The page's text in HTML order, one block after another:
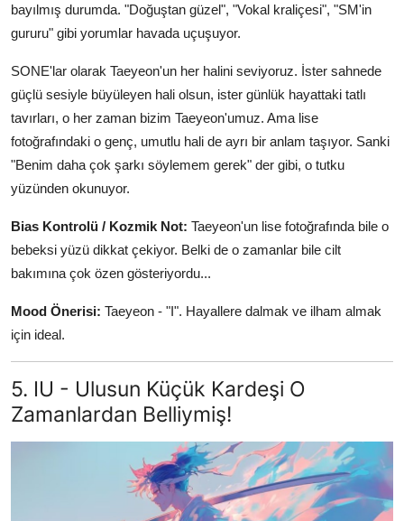
bayılmış durumda. "Doğuştan güzel", "Vokal kraliçesi", "SM'in
gururu" gibi yorumlar havada uçuşuyor.
SONE'lar olarak Taeyeon'un her halini seviyoruz. İster sahnede
güçlü sesiyle büyüleyen hali olsun, ister günlük hayattaki tatlı
tavırları, o her zaman bizim Taeyeon'umuz. Ama lise
fotoğrafındaki o genç, umutlu hali de ayrı bir anlam taşıyor. Sanki
"Benim daha çok şarkı söylemem gerek" der gibi, o tutku
yüzünden okunuyor.
Bias Kontrolü / Kozmik Not: Taeyeon'un lise fotoğrafında bile o
bebeksi yüzü dikkat çekiyor. Belki de o zamanlar bile cilt
bakımına çok özen gösteriyordu...
Mood Önerisi: Taeyeon - "I". Hayallere dalmak ve ilham almak
için ideal.
5. IU - Ulusun Küçük Kardeşi O
Zamanlardan Belliymiş!